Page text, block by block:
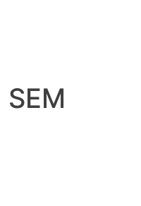
SEM